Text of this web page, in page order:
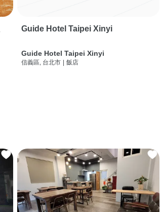
Guide Hotel Taipei Xinyi
Guide Hotel Taipei Xinyi
信義區, 台北市 | 飯店